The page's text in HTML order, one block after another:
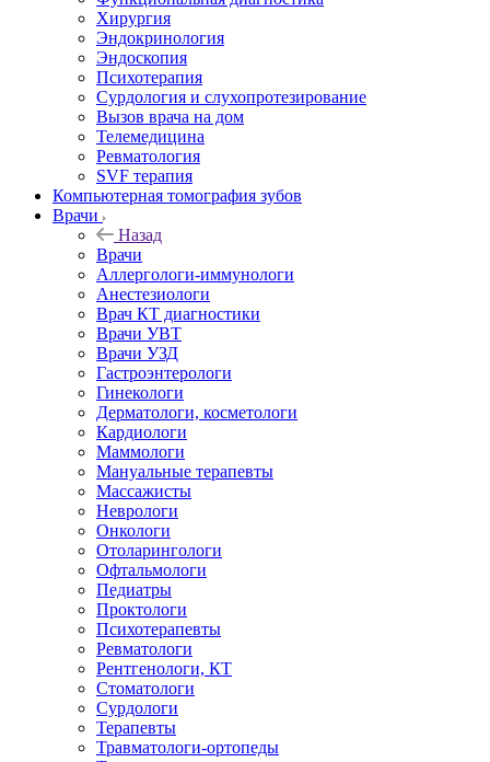
Хирургия
Эндокринология
Эндоскопия
Психотерапия
Сурдология и слухопротезирование
Вызов врача на дом
Телемедицина
Ревматология
SVF терапия
Компьютерная томография зубов
Врачи
Назад
Врачи
Аллергологи-иммунологи
Анестезиологи
Врач КТ диагностики
Врачи УВТ
Врачи УЗД
Гастроэнтерологи
Гинекологи
Дерматологи, косметологи
Кардиологи
Маммологи
Мануальные терапевты
Массажисты
Неврологи
Онкологи
Отоларингологи
Офтальмологи
Педиатры
Проктологи
Психотерапевты
Ревматологи
Рентгенологи, КТ
Стоматологи
Сурдологи
Терапевты
Травматологи-ортопеды